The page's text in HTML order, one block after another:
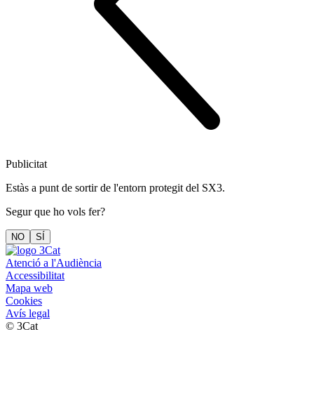
Publicitat
Estàs a punt de sortir de l'entorn protegit del SX3.
Segur que ho vols fer?
NO SÍ
Atenció a l'Audiència
Accessibilitat
Mapa web
Cookies
Avís legal
© 3Cat